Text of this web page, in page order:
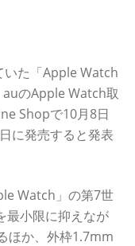
いた「Apple Watch
のApple Watch取
Shopで10月8日
に発売すると発表
Watch」の第7世
最小限に抑えなが
ほか、外枠1.7mm